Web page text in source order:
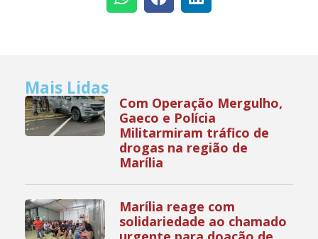
Mais Lidas
Com Operação Mergulho,
Gaeco e Polícia
Militarmiram tráfico de
drogas na região de
Marília
Marília reage com
solidariedade ao chamado